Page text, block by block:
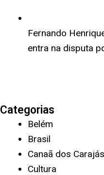
Fernando
entra na disputa
Categorias
Belém
Brasil
Canaã dos Carajás
Cultura